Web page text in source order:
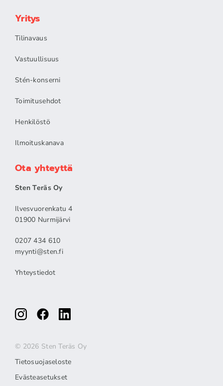
Yritys
Tilinavaus
Vastuullisuus
Stén-konserni
Toimitusehdot
Henkilöstö
Ilmoituskanava
Ota yhteyttä
Sten Teräs Oy
Ilvesvuorenkatu 4
01900 Nurmijärvi
0207 434 610
myynti@sten.fi
Yhteystiedot
© 2026 Sten Teräs Oy
Tietosuojaseloste
Evästeasetukset